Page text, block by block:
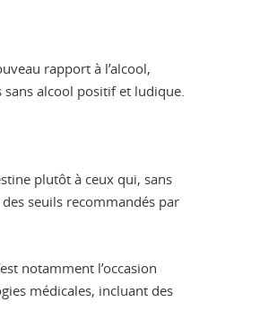
rapport à l’alcool,
alcool positif et ludique.
plutôt à ceux qui, sans
seuils recommandés par
notamment l’occasion
médicales, incluant des